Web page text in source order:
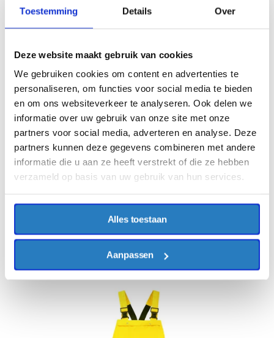
Toestemming Details Over
Deze website maakt gebruik van cookies
We gebruiken cookies om content en advertenties te
personaliseren, om functies voor social media te bieden
en om ons websiteverkeer te analyseren. Ook delen we
informatie over uw gebruik van onze site met onze
partners voor social media, adverteren en analyse. Deze
partners kunnen deze gegevens combineren met andere
informatie die u aan ze heeft verstrekt of die ze hebben
verzameld op basis van uw gebruik van hun services.
Alles toestaan
Aanpassen